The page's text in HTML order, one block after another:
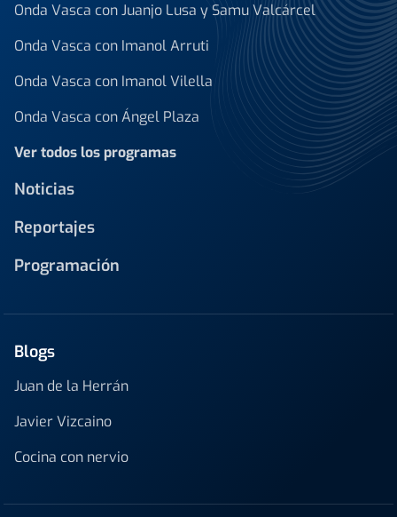
Onda Vasca con Juanjo Lusa y Samu Valcárcel
Onda Vasca con Imanol Arruti
Onda Vasca con Imanol Vilella
Onda Vasca con Ángel Plaza
Ver todos los programas
Noticias
Reportajes
Programación
Blogs
Juan de la Herrán
Javier Vizcaino
Cocina con nervio